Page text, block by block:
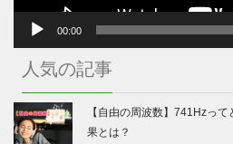
00:00
人気の記事
【自由の周波数】741Hzっ
果とは？